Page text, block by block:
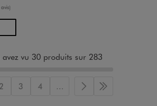
PANIER
avez vu 30 produits sur 283
2 3 4 ... Page suivante
Dernière page